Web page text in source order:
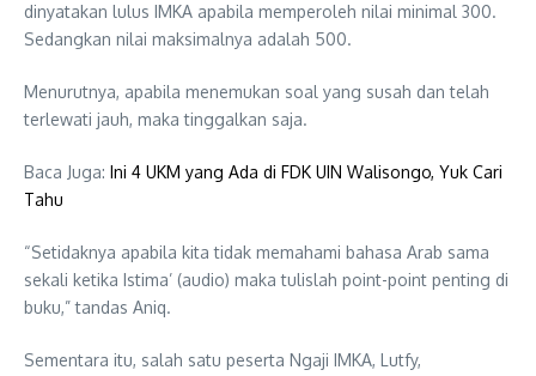
dinyatakan lulus IMKA apabila memperoleh nilai minimal 300.
Sedangkan nilai maksimalnya adalah 500.
Menurutnya, apabila menemukan soal yang susah dan telah
terlewati jauh, maka tinggalkan saja.
Baca Juga: Ini 4 UKM yang Ada di FDK UIN Walisongo, Yuk Cari
Tahu
“Setidaknya apabila kita tidak memahami bahasa Arab sama
sekali ketika Istima’ (audio) maka tulislah point-point penting di
buku,” tandas Aniq.
Sementara itu, salah satu peserta Ngaji IMKA, Lutfy,